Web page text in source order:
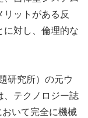
ットがある反
に対し、倫理的な
研究所）の元ウ
、テクノロジー誌
おいて完全に機械